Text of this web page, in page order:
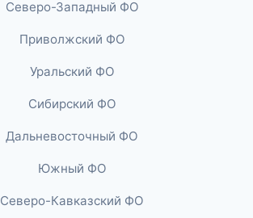
Северо-Западный ФО
Приволжский ФО
Уральский ФО
Сибирский ФО
Дальневосточный ФО
Южный ФО
Северо-Кавказский ФО